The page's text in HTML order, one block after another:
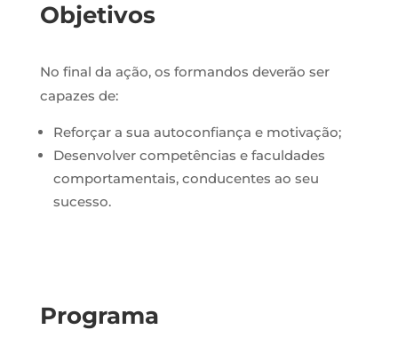
Objetivos
No final da ação, os formandos deverão ser
capazes de:
Reforçar a sua autoconfiança e motivação;
Desenvolver competências e faculdades
comportamentais, conducentes ao seu
sucesso.
Programa